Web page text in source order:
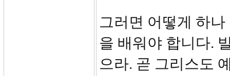
그러면 어떻게 하
을 배워야 합니다.
으라. 곧 그리스도